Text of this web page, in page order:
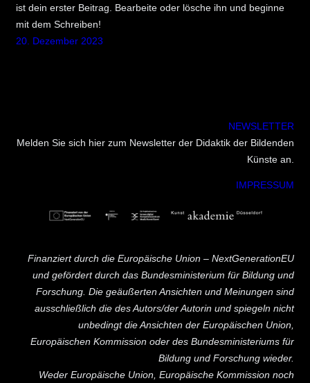
ist dein erster Beitrag. Bearbeite oder lösche ihn und beginne
mit dem Schreiben!
20. Dezember 2023
NEWSLETTER
Melden Sie sich hier zum Newsletter der Didaktik der Bildenden
Künste an.
IMPRESSUM
Finanziert durch die Europäische Union – NextGenerationEU
und gefördert durch das Bundesministerium für Bildung und
Forschung. Die geäußerten Ansichten und Meinungen sind
ausschließlich die des Autors/der Autorin und spiegeln nicht
unbedingt die Ansichten der Europäischen Union,
Europäischen Kommission oder des Bundesministeriums für
Bildung und Forschung wieder.
Weder Europäische Union, Europäische Kommission noch